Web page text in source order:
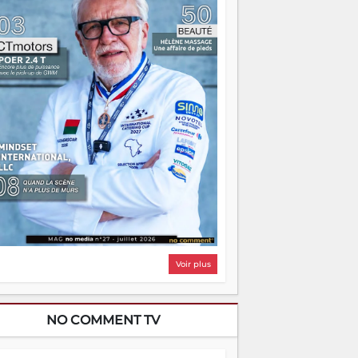
on pourrait s'arrêter là, applaudir et
chez soi satisfait. Mais ce serait
à côté d'une chose essentielle. La
ça brûle fort — et parfois, ça brûle
Une flamme sans direction peut
autant qu'elle peut consumer. C'est
que les aînés entrent en scène — pas
reprendre le gouvernail, mais pour
où sont les récifs. Les jeunes ont la
les vieux ont l'expérience, comme on
Ce n'est pas un combat de générations
c'est une question d'équipage. Partagez
réussites, mais aussi vos échecs. Surtout
échecs, d'ailleurs — ils enseignent
que n'importe quel manuel. À
la barque avance. Il faut juste
que tout le monde rame dans le
Voir plus
NO COMMENT TV